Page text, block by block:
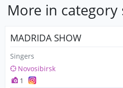
More in category
MADRIDA SHOW
Singers
Novosibirsk
1